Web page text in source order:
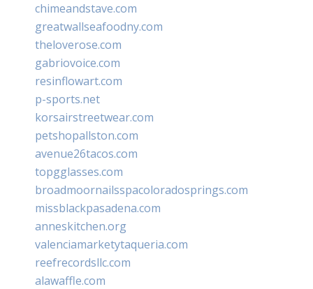
chimeandstave.com
greatwallseafoodny.com
theloverose.com
gabriovoice.com
resinflowart.com
p-sports.net
korsairstreetwear.com
petshopallston.com
avenue26tacos.com
topgglasses.com
broadmoornailsspacoloradosprings.com
missblackpasadena.com
anneskitchen.org
valenciamarketytaqueria.com
reefrecordsllc.com
alawaffle.com